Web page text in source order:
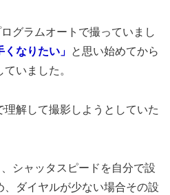
グラムオートで撮っていまし
くなりたい」 と思い始めてから
いました。
解して撮影しようとしていた
シャッタスピードを自分で設
ダイヤルが少ない場合その設